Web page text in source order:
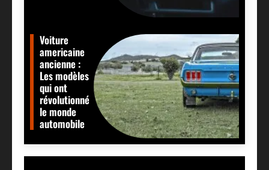
Voiture
americaine
ancienne :
Les modèles
qui ont
révolutionné
le monde
automobile